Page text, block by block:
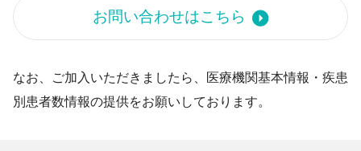
お問い合わせはこちら
なお、ご加入いただきましたら、医療機関基本情報・疾患
別患者数情報の提供をお願いしております。